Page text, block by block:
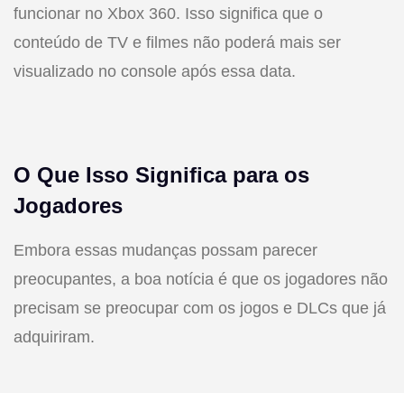
funcionar no Xbox 360. Isso significa que o
conteúdo de TV e filmes não poderá mais ser
visualizado no console após essa data.
O Que Isso Significa para os
Jogadores
Embora essas mudanças possam parecer
preocupantes, a boa notícia é que os jogadores não
precisam se preocupar com os jogos e DLCs que já
adquiriram.